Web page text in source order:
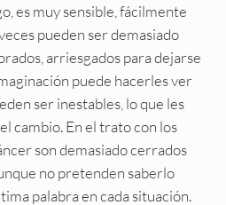
es muy sensible, fácilmente
pueden ser demasiado
arriesgados para dejarse
puede hacerles ver
ser inestables, lo que les
cambio. En el trato con los
son demasiado cerrados
no pretenden saberlo
palabra en cada situación.